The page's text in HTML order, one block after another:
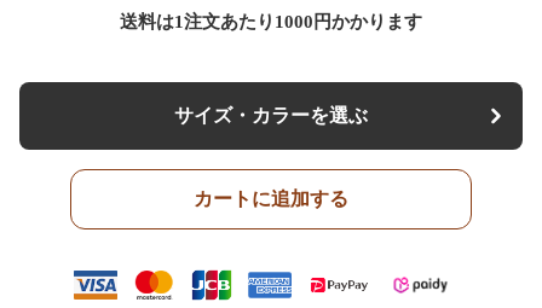
送料は1注文あたり 1000 円かかります
サイズ・カラーを選ぶ
カートに追加する